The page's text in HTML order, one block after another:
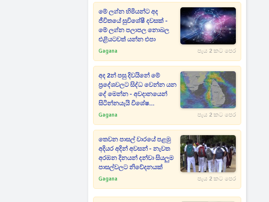
මේ ලග්න හිමියන්ට අද
ජීවිතයේ සුවිශේෂී දවසක් -
මේ ලග්න පලාපල නොබල
එළියටවත් යන්න එපා
Gagana පැය 2 කට පෙර
අද 2න් පසු දිවයිනේ මේ
ප්‍රදේශවලට සිද්ධ වෙන්න යන
දේ මෙන්න - අවදානයෙන්
සිටින්නයැයි විශේෂ
නිවේදනයක්
Gagana පැය 2 කට පෙර
තෙවන පාසල් වාරයේ පළමු
අදියර අදින් අවසන් - නැවත
අරඹන දිනයන් දන්වා සියලුම
පාසල්වලට නිවේදනයක්
Gagana පැය 2 කට පෙර